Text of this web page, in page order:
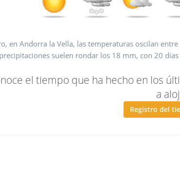
en Andorra la Vella, las temperaturas oscilan
suelen rondar los 18 mm, con 20
el tiempo que ha hecho en los
a
Registro del